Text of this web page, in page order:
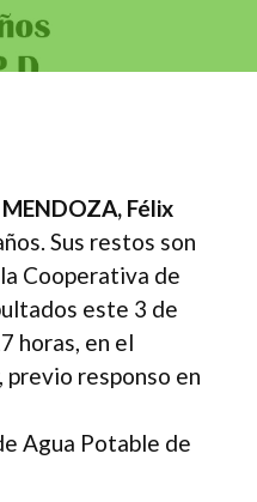
MENDOZA, Félix
Sus restos son
Cooperativa de
este 3 de
horas, en el
previo responso en
Agua Potable de